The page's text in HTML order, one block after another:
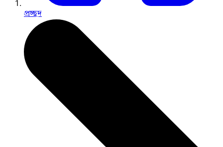
প্রচ্ছদ